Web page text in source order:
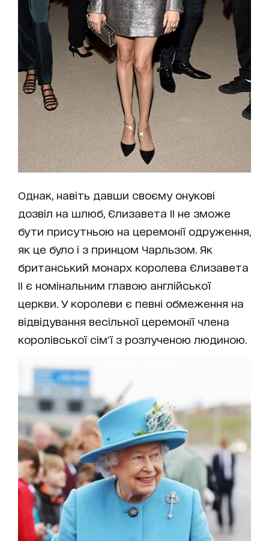
Однак, навіть давши своєму онукові
дозвіл на шлюб, Єлизавета ІІ не зможе
бути присутньою на церемонії одруження,
як це було і з принцом Чарльзом. Як
британський монарх королева Єлизавета
II є номінальним главою англійської
церкви. У королеви є певні обмеження на
відвідування весільної церемонії члена
королівської сім'ї з розлученою людиною.